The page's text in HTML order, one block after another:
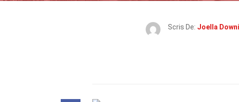
Scris De: Joella